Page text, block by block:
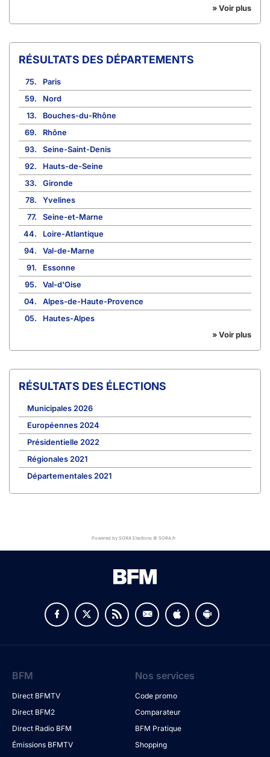
» Voir plus
RÉSULTATS DES DÉPARTEMENTS
75.
Paris
59.
Nord
13.
Bouches-du-Rhône
69.
Rhône
93.
Seine-Saint-Denis
92.
Hauts-de-Seine
33.
Gironde
78.
Yvelines
77.
Seine-et-Marne
44.
Loire-Atlantique
94.
Val-de-Marne
91.
Essonne
95.
Val-d'Oise
04.
Alpes-de-Haute-Provence
05.
Hautes-Alpes
» Voir plus
RÉSULTATS DES ÉLECTIONS
Municipales 2026
Européennes 2024
Présidentielle 2022
Régionales 2021
Départementales 2021
Powered by SORA Elections © SORA.fr
BFM
Direct BFMTV
Direct BFM2
Direct Radio BFM
Émissions BFMTV
Nos services
Code promo
Comparateur
BFM Pratique
Shopping